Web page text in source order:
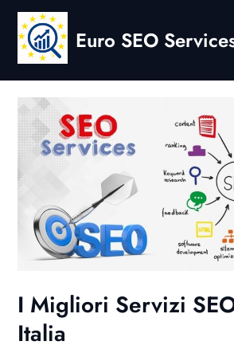
Skip
content
Euro SEO
I Migliori Servizi
Italia